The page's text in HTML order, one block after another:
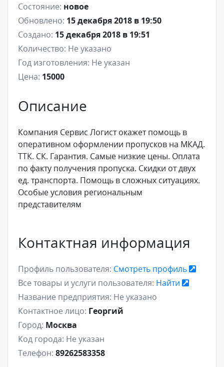
Состояние: новое
Обновлено: 15 декабря 2018 в 19:50
Создано: 15 декабря 2018 в 19:51
Количество: Не указано
Год изготовления: Не указан
Цена: 15000
Описание
Компания Сервис Логист окажет помощь в
оперативном оформлении пропусков на МКАД.
ТТК. СК. Гарантия. Самые низкие цены. Оплата
по факту получения пропуска. Скидки от двух
ед. транспорта. Помощь в сложных ситуациях.
Особые условия региональным
представителям
Контактная информация
Профиль пользователя: Смотреть профиль
Все товары и услуги пользователя: Найти
Название предприятия: Не указано
Контактное лицо: Георгий
Город: Москва
Код города: Не указан
Телефон: 89262583358